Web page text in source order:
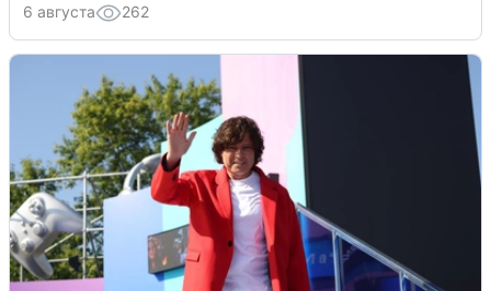
6 августа 262